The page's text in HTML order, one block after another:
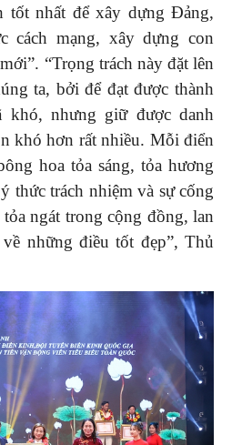
tốt nhất để xây dựng Đảng,
cách mạng, xây dựng con
“Trọng trách này đặt lên
ta, bởi để đạt được thành
khó, nhưng giữ được danh
khó hơn rất nhiều. Mỗi điển
hoa tỏa sáng, tỏa hương
thức trách nhiệm và sự cống
ngát trong cộng đồng, lan
những điều tốt đẹp”, Thủ